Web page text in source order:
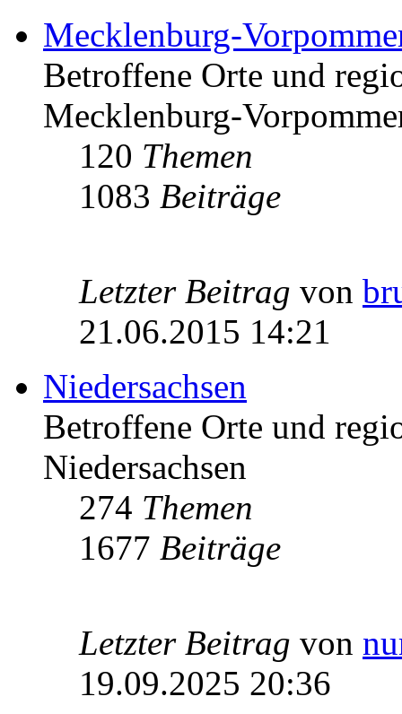
Mecklenburg-
Betroffene Orte und
Mecklenburg-
120 Themen
1083 Beiträge
Letzter Beitrag von
21.06.2015 14:21
Niedersachsen
Betroffene Orte und
Niedersachsen
274 Themen
1677 Beiträge
Letzter Beitrag von
19.09.2025 20:36